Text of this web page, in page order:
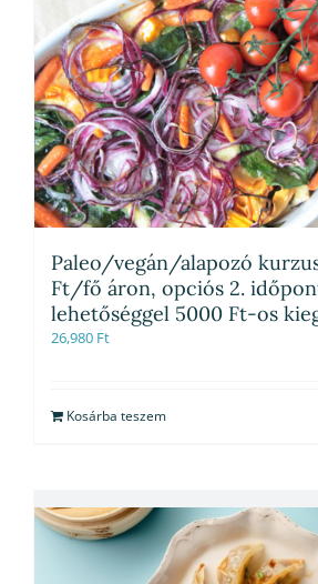
Paleo/vegán/alapozó
Ft/fő áron, opciós 2.
lehetőséggel 5000 Ft-os
26,980 Ft
Kosárba teszem